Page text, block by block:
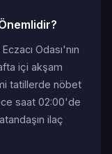
Odası'nın
içi akşam
tatillerde nöbet
saat 02:00'de
ilaç